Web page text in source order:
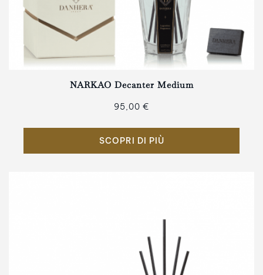
NARKAO Decanter Medium
95,00 €
SCOPRI DI PIÙ